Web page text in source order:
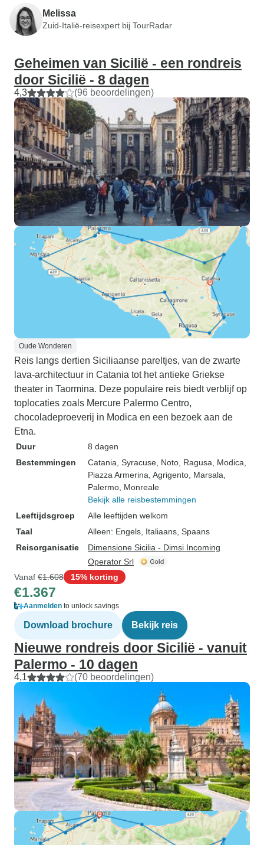
Melissa
Zuid-Italië-reisexpert bij TourRadar
Geheimen van Sicilië - een rondreis
door Sicilië - 8 dagen
4,3 (96 beoordelingen)
Oude Wonderen
Reis langs dertien Siciliaanse pareltjes, van de zwarte
lava-architectuur in Catania tot het antieke Griekse
theater in Taormina. Deze populaire reis biedt verblijf op
toplocaties zoals Mercure Palermo Centro,
chocoladeproeverij in Modica en een bezoek aan de
Etna.
Duur
8 dagen
Bestemmingen
Catania , Syracuse , Noto , Ragusa , Modica
Piazza Armerina , Agrigento , Marsala
Palermo , Monreale
Bekijk alle reisbestemmingen
Leeftijdsgroep
Alle leeftijden welkom
Taal
Alleen: Engels, Italiaans, Spaans
Reisorganisatie
Dimensione Sicilia - Dimsi Incoming
Operator Srl
Vanaf €1.608 15% korting
€1.367
Aanmelden to unlock savings
Download brochure Bekijk reis
Nieuwe rondreis door Sicilië - vanuit
Palermo - 10 dagen
4,1 (70 beoordelingen)